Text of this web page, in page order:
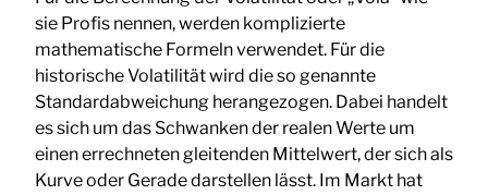
sie Profis nennen, werden komplizierte
mathematische Formeln verwendet. Für die
historische Volatilität wird die so genannte
Standardabweichung herangezogen. Dabei handelt
es sich um das Schwanken der realen Werte um
einen errechneten gleitenden Mittelwert, der sich als
Kurve oder Gerade darstellen lässt. Im Markt hat